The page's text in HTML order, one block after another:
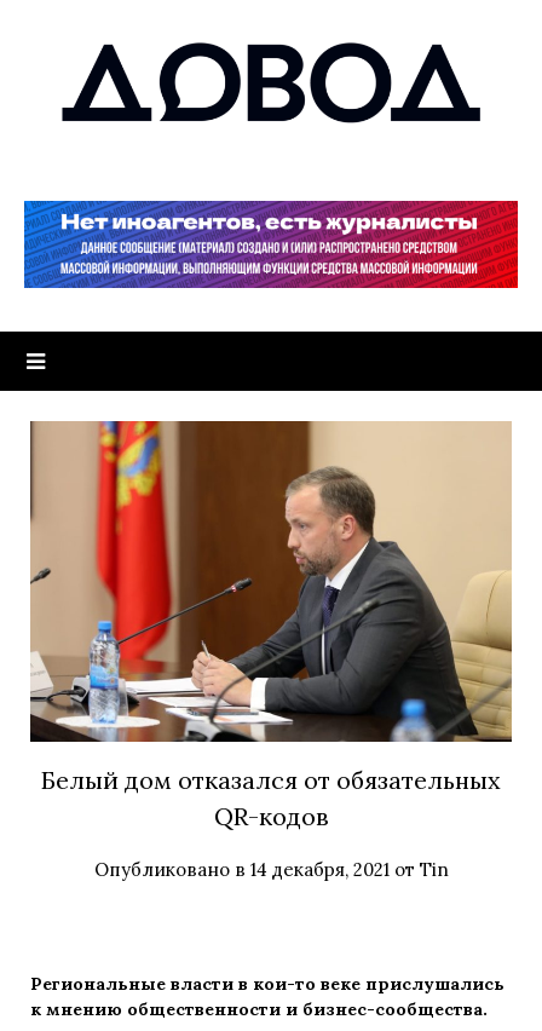
Белый дом отказался от обязательных
QR-кодов
Опубликовано в 14 декабря, 2021от Tin
Региональные власти в кои-то веке прислушались
к мнению общественности и бизнес-сообщества.